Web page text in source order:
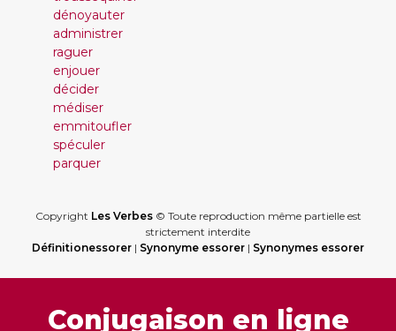
dénoyauter
administrer
raguer
enjouer
décider
médiser
emmitoufler
spéculer
parquer
Copyright Les Verbes© Toute reproduction même partielle est
strictement interdite
Définitionessorer | Synonyme essorer | Synonymes essorer
Conjugaison en ligne